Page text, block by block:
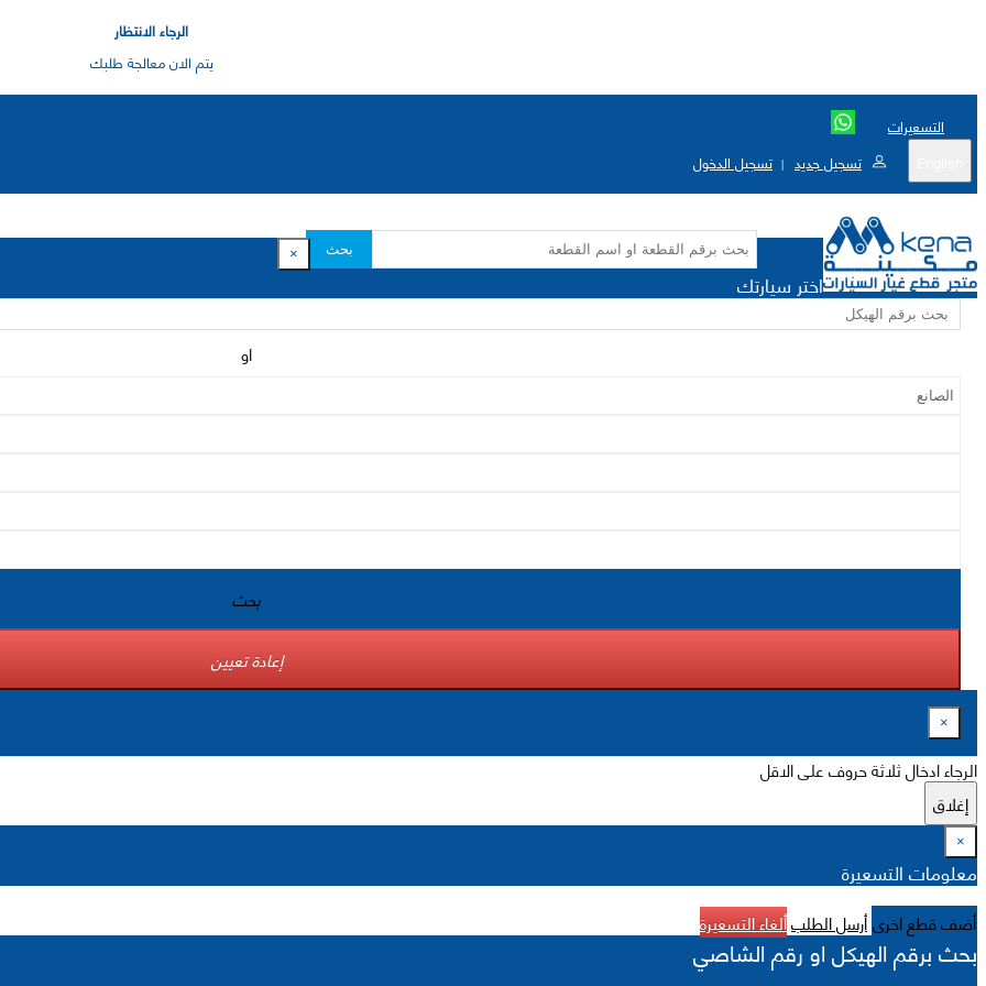
الرجاء الانتظار
يتم الان معالجة طلبك
التسعيرات
تسجيل جديد | تسجيل الدخول
بحث ×
اختر سيارتك
او
بحث
إعادة تعيين
×
الرجاء ادخال ثلاثة حروف على الاقل
إغلاق
×
معلومات التسعيرة
أضف قطع اخرىأرسل الطلبألغاء التسعيرة
بحث برقم الهيكل او رقم الشاصي